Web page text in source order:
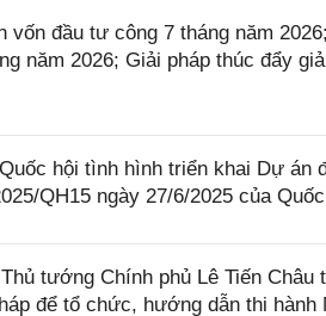
vốn đầu tư công 7 tháng năm
năm 2026; Giải pháp thúc đẩy
hội tình hình triển khai Dự án
QH15 ngày 27/6/2025 của
tướng Chính phủ Lê Tiến Châu
để tổ chức, hướng dẫn thi hành